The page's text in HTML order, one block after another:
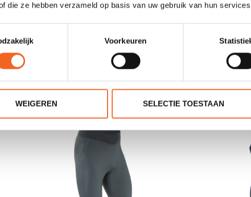
die ze hebben verzameld op basis van uw gebruik van hun
Voorkeuren
WEIGEREN SELECTIE TOESTAAN
JE BEOORDELING TOEVOEGEN
GERELATEERDE